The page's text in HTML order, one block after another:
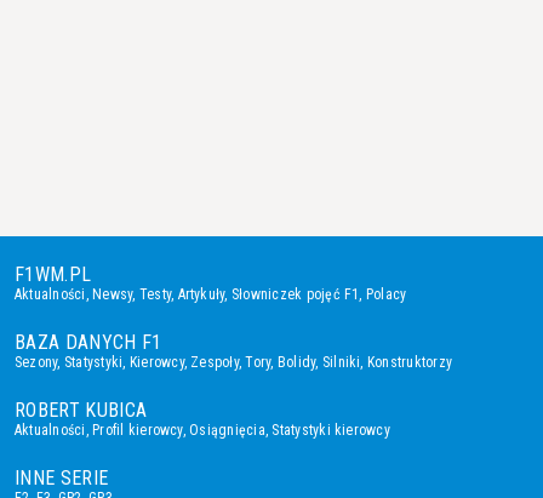
F1WM.PL
Aktualności,Newsy, Testy, Artykuły, Słowniczek pojęć F1, Polacy
BAZA DANYCH F1
Sezony, Statystyki, Kierowcy, Zespoły,Tory, Bolidy, Silniki, Konstruktorzy
ROBERT KUBICA
Aktualności,Profil kierowcy,Osiągnięcia, Statystyki kierowcy
INNE SERIE